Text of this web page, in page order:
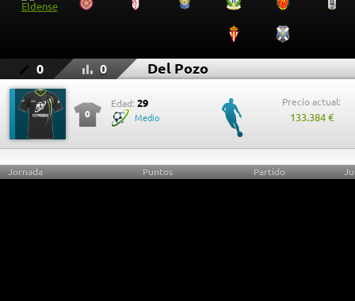
0 0 Del Pozo
0
Edad: 29
Medio
Precio actual:
133.384 €
Jornada Puntos Partido